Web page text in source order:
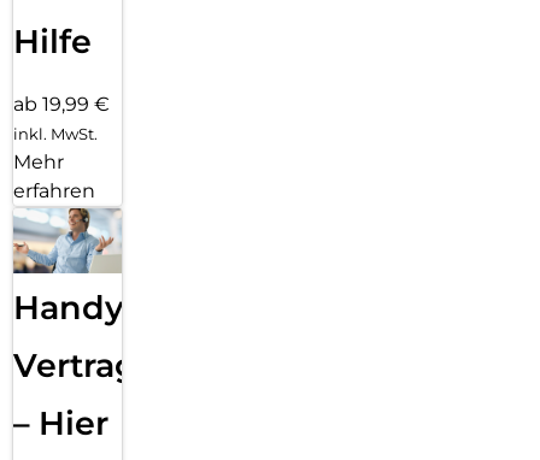
Hilfe
ab 19,99 €
inkl. MwSt.
Mehr
erfahren
Handy
Vertragsabwicklung
– Hier